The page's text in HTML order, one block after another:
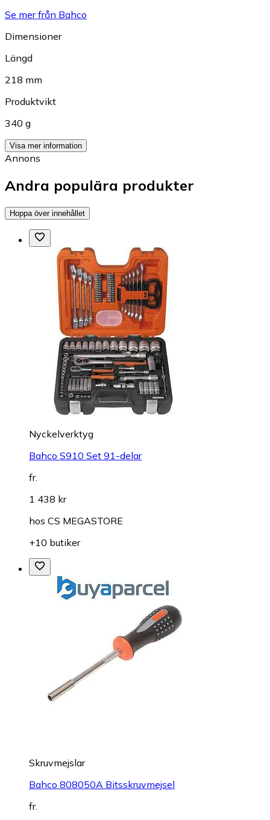
Se mer från Bahco
Dimensioner
Längd
218 mm
Produktvikt
340 g
Visa mer information
Annons
Andra populära produkter
Hoppa över innehållet
Nyckelverktyg
Bahco S910 Set 91-delar
fr.
1 438 kr
hos CS MEGASTORE
+10 butiker
Skruvmejslar
Bahco 808050A Bitsskruvmejsel
fr.